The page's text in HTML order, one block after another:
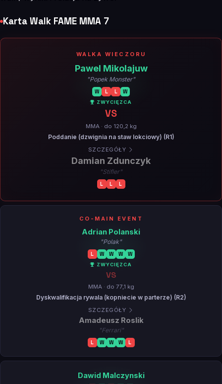
Karta Walk FAME MMA 7
WALKA WIECZORU
Pawel Mikolajuw
"Popek Monster"
W L L W
ZWYCIĘZCA
VS
MMA · do 120,2 kg
Poddanie (dzwignia na staw lokciowy) (R1)
SZCZEGÓŁY
Damian Zdunczyk
"Stifler"
L L L
CO-MAIN EVENT
Adrian Polanski
"Polak"
L W W W W
ZWYCIĘZCA
VS
MMA · do 77,1 kg
Dyskwalifikacja rywala (kopniecie w parterze) (R2)
SZCZEGÓŁY
Amadeusz Roslik
"Ferrari"
L W W W L
Dawid Malczynski